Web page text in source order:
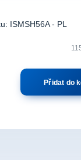
ISMSH56A - PL
Přidat do